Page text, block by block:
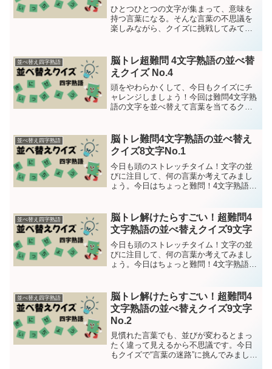
ひとつひとつの文字が集まって、意味を
持つ言葉になる。そんな言葉の不思議を
楽しみながら、クイズに挑戦してみてく
い ヒント：一泊させてもらって
食事をご馳走になることで...
並べ替え四字熟語
脳トレ超難問 4文字熟語の並べ替
えクイズ No.4
頭をやわらかくして、今日もクイズにチ
ャレンジしましょう！今回は難問4文字熟
語の文字を並べ替えて言葉を当てるクイ
てください！問題は全部で１５問です。
それでは、クイズスタ...
並べ替え四字熟語
脳トレ難問4文字熟語の並べ替え
クイズ8文字No.1
今日も頭のストレッチタイム！文字の並
びに注目して、何の言葉か考えてみまし
ょう。今日はちょっと難問！4文字熟語の
ゃんににくヒント：二人が歩調を合わせ
て目標を達成しようと...
並べ替え四字熟語
脳トレ解けたらすごい！超難問4
文字熟語の並べ替えクイズ9文字
今日も頭のストレッチタイム！文字の並
びに注目して、何の言葉か考えてみまし
ょう。今日はちょっと難問！4文字熟語の
ちゅんしにう ヒント：1日が千年
位おもえるほど、待...
並べ替え四字熟語
脳トレ解けたらすごい！超難問4
文字熟語の並べ替えクイズ9文字
No.2
見慣れた言葉でも、並びが変わるとまっ
たく違って見えるから不思議です。今日
もクイズで“言葉の迷路”に挑んでみましょ